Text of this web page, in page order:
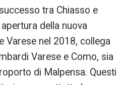
tra Chiasso e
della nuova
Varese nel 2018, collega
Varese e Como, sia
di Malpensa. Questi